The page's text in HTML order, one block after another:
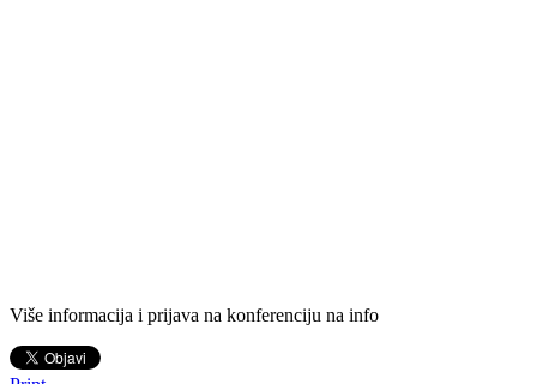
Više informacija i prijava na konferenciju na info